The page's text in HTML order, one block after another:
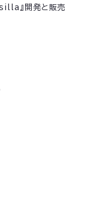
』開発と販売